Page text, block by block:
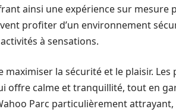
ainsi une expérience sur mesure
profiter d’un environnement
à sensations.
maximiser la sécurité et le plaisir.
offre calme et tranquillité, tout en
Parc particulièrement